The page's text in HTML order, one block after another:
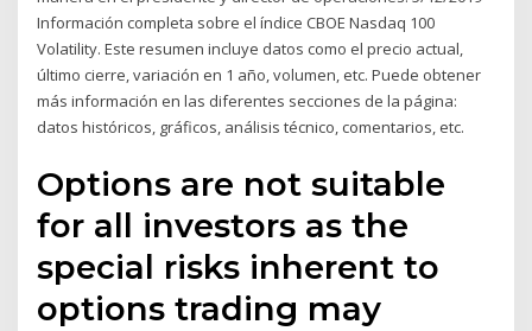
Información completa sobre el índice CBOE Nasdaq 100
Volatility. Este resumen incluye datos como el precio actual,
último cierre, variación en 1 año, volumen, etc. Puede obtener
más información en las diferentes secciones de la página:
datos históricos, gráficos, análisis técnico, comentarios, etc.
Options are not suitable
for all investors as the
special risks inherent to
options trading may